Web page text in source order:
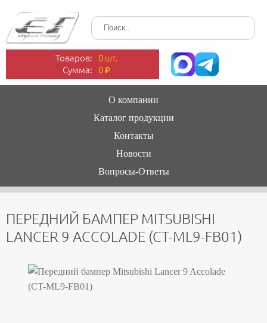
Товаров:
0 шт.
Сумма:
0₽
О компании
Каталог продукции
Контакты
Новости
Вопросы-Ответы
ПЕРЕДНИЙ БАМПЕР MITSUBISHI
LANCER 9 ACCOLADE (CT-ML9-FB01)